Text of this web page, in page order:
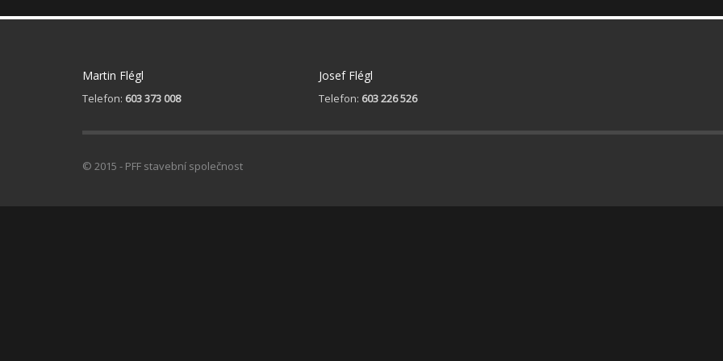
Martin Flégl
Telefon: 603 373 008
Josef Flégl
Telefon: 603 226 526
© 2015 - PFF stavební společnost